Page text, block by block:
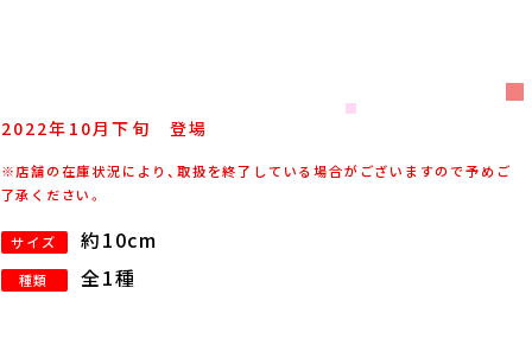
2022年 10月下旬 登場
※店舗の在庫状況により、取扱を終了している場合がございますので予めご
了承ください。
サイズ 約10cm
種類 全1種